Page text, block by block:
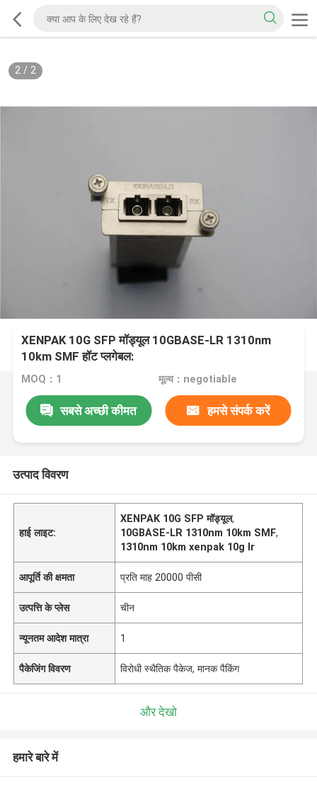
2/ 2
XENPAK 10G SFP मॉड्यूल 10GBASE-LR 1310nm
10km SMF हॉट प्लगेबल:
MOQ：1 मूल्य：negotiable
सबसे अच्छी कीमत हमसे संपर्क करें
उत्पाद विवरण
हाई लाइट:
XENPAK 10G SFP मॉड्यूल,
10GBASE-LR 1310nm 10km SMF,
1310nm 10km xenpak 10g lr
आपूर्ति की क्षमता प्रति माह 20000 पीसी
उत्पत्ति के प्लेस चीन
न्यूनतम आदेश मात्रा 1
पैकेजिंग विवरण विरोधी स्थैतिक पैकेज, मानक पैकिंग
और देखो
हमारे बारे में